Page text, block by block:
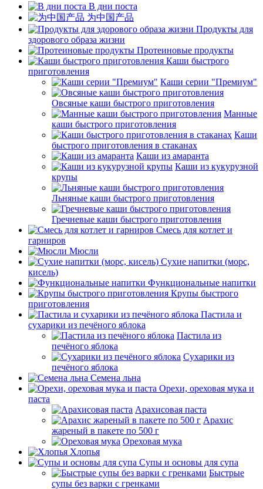
В дни поста
为中国产品
Продукты для
здорового образа жизни
Протеиновые продукты
Каши быстрого
приготовления
Каши серии "Премиум"
Овсяные каши быстрого приготовления
Манные
каши быстрого приготовления
Каши
быстрого приготовления в стаканах
Каши из амаранта
Каши из кукурузной
крупы
Льняные каши быстрого приготовления
Гречневые каши быстрого приготовления
Смесь для котлет и
гарниров
Мюсли
Сухие напитки (морс,
кисель)
Функциональные напитки
Крупы быстрого
приготовления
Пастила и
сухарики из печёного яблока
Пастила из
печёного яблока
Сухарики из
печёного яблока
Семена льна
Орехи, ореховая мука и
паста
Арахисовая паста
Арахис
жареный в пакете по 500 г
Ореховая мука
Хлопья
Супы и основы для супа
Быстрые
супы без варки с гренками